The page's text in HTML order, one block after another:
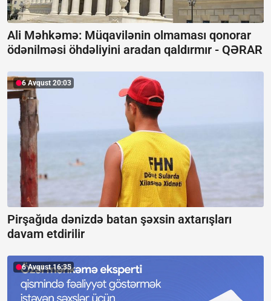
Ali Məhkəmə: Müqavilənin olmaması qonorar
ödənilməsi öhdəliyini aradan qaldırmır - QƏRAR
6 Avqust 20:03
Pirşağıda dənizdə batan şəxsin axtarışları
davam etdirilir
6 Avqust 16:35